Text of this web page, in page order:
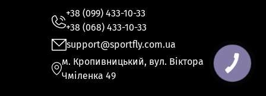
+38 (099) 433-10-33
+38 (068) 433-10-33
support@sportfly.com.ua
м. Кропивницький, вул. Віктора
Чміленка 49